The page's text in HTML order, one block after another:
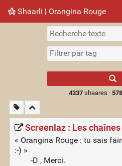
Shaarli ¦ Orangina Rouge
Nuage de tags Mur d'images
4337shaares · 578
Screenlaz : Les
« Orangina Rouge : tu sais
:-) »
-D , Merci.